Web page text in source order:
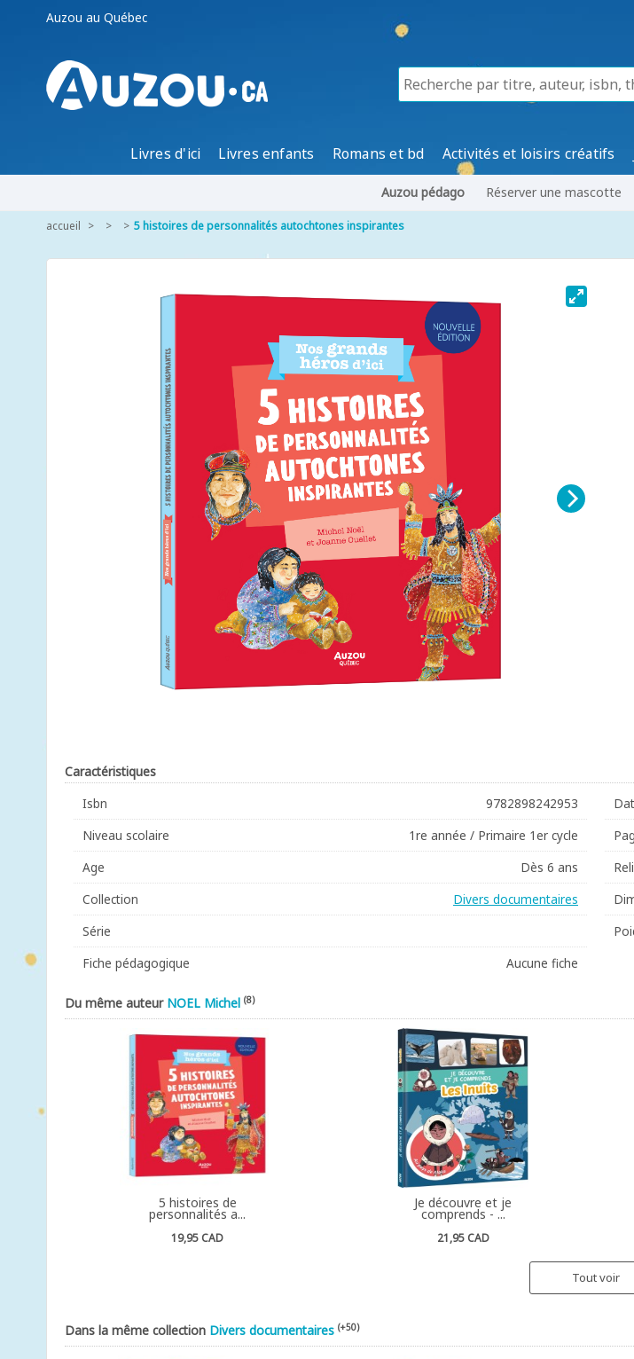
Auzou au Québec
Livres d'ici Livres enfants Romans et bd Activités et loisirs créatifs
Auzou pédago Réserver une mascotte
accueil 5 histoires de personnalités autochtones inspirantes
Caractéristiques
Isbn
9782898242953
Niveau scolaire
1re année / Primaire 1er cycle
Age
Dès 6 ans
Collection
Divers documentaires
Série
Fiche pédagogique
Aucune fiche
Du même auteur NOEL Michel (8)
5 histoires de
personnalités a...
19,95 CAD
Je découvre et je
comprends - ...
21,95 CAD
Tout voir
Dans la même collection Divers documentaires (+50)